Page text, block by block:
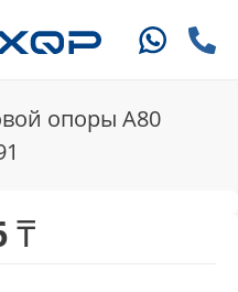
опоры A80
₸